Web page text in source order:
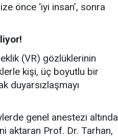
önce ‘iyi insan’, sonra
(VR) gözlüklerinin
kişi, üç boyutlu bir
duyarsızlaşmayı
genel anestezi altında
aktaran Prof. Dr. Tarhan,